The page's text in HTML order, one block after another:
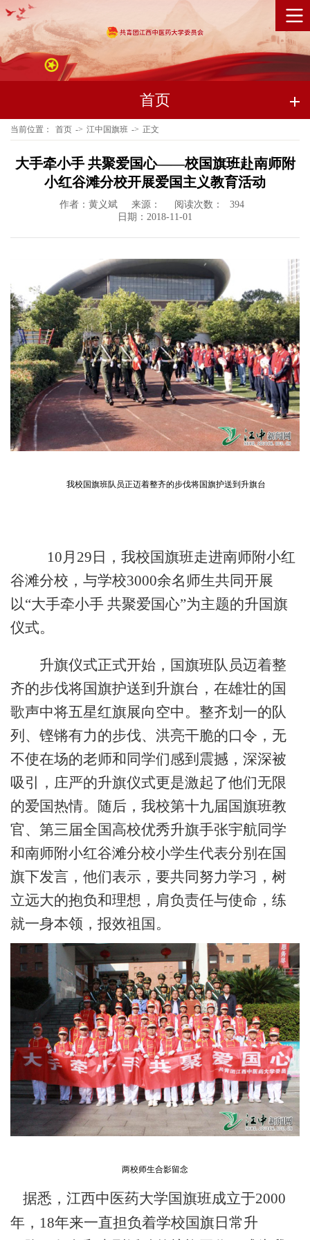
首页
当前位置： 首页 -> 江中国旗班 -> 正文
大手牵小手 共聚爱国心——校国旗班赴南师附
小红谷滩分校开展爱国主义教育活动
作者：黄义斌 来源： 阅读次数：
394
日期：2018-11-01
我校国旗班队员正迈着整齐的步伐将国旗护送到升旗台
10月29日，我校国旗班走进南师附小红
谷滩分校，与学校3000余名师生共同开展
以“大手牵小手 共聚爱国心”为主题的升国旗
仪式。
升旗仪式正式开始，国旗班队员迈着整
齐的步伐将国旗护送到升旗台，在雄壮的国
歌声中将五星红旗展向空中。整齐划一的队
列、铿锵有力的步伐、洪亮干脆的口令，无
不使在场的老师和同学们感到震撼，深深被
吸引，庄严的升旗仪式更是激起了他们无限
的爱国热情。随后，我校第十九届国旗班教
官、第三届全国高校优秀升旗手张宇航同学
和南师附小红谷滩分校小学生代表分别在国
旗下发言，他们表示，要共同努力学习，树
立远大的抱负和理想，肩负责任与使命，练
就一身本领，报效祖国。
两校师生合影留念
据悉，江西中医药大学国旗班成立于2000
年，18年来一直担负着学校国旗日常升